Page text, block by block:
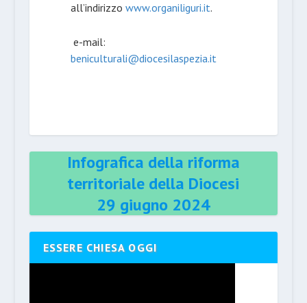
all’indirizzo www.organiliguri.it.
e-mail:
beniculturali@diocesilaspezia.it
Infografica della riforma
territoriale della Diocesi
29 giugno 2024
ESSERE CHIESA OGGI